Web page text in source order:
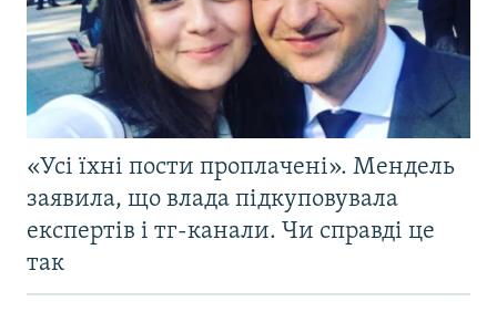
«Усі їхні пости проплачені». Мендель
заявила, що влада підкуповувала
експертів і тг-канали. Чи справді це
так